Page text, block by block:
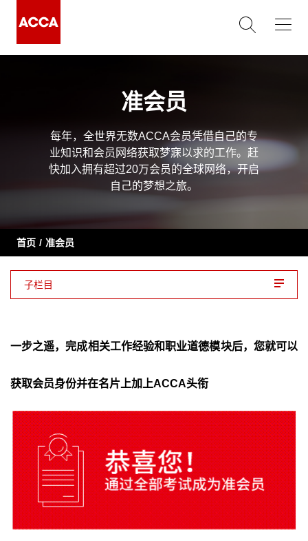
准会员
每年，全世界无数ACCA会员凭借自己的专
业知识和会员网络获取梦寐以求的工作。赶
快加入拥有超过20万会员的全球网络，开启
自己的梦想之旅。
首页 准会员
子栏目
为什么要成为ACCA会员
ACCA会员申请步骤
科普视频
准会员服务
常见问题
一步之遥，完成相关工作经验和职业道德模块后，您就可以
获取会员身份并在名片上加上ACCA头衔